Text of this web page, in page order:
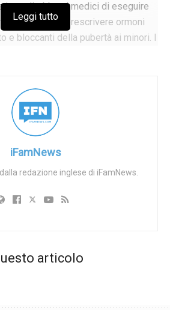
impedirebbe ai medici di eseguire
o di prescrivere ormoni
e bloccanti della pubertà ai minori. I
[un] nuovo commento oggi. I suoi
sulla legge e il suo veto riflettono la
ha dichiarato Dan Tierney,
Leggi tutto
iFamNews
redazione inglese di iFamNews.
articolo